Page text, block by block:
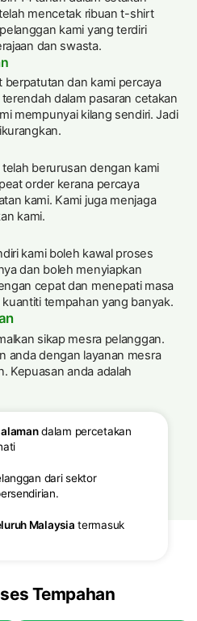
mencetak ribuan t-shirt
kami yang terdiri
dan swasta.
berpatutan dan kami percaya
dalam pasaran cetakan
mempunyai kilang sendiri. Jadi
berurusan dengan kami
order kerana percaya
kami. Kami juga menjaga
kami.
kami boleh kawal proses
dan boleh menyiapkan
cepat dan menepati masa
tempahan yang banyak.
sikap mesra pelanggan.
anda dengan layanan mesra
Kepuasan anda adalah
dalam percetakan
dari sektor
Malaysia termasuk
Tempahan